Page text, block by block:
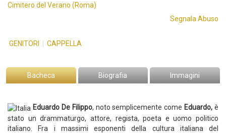
Cimitero del Verano (Roma)
Segnala Abuso
GENITORI CAPPELLA
Bacheca Biografia Immagini
Eduardo De Filippo, noto semplicemente come Eduardo, è
stato un drammaturgo, attore, regista, poeta e uomo politico
italiano.
Fra i massimi esponenti della cultura italiana del